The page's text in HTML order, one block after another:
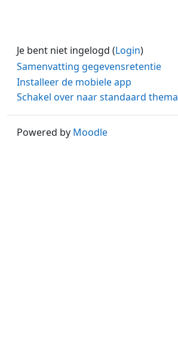
Je bent niet ingelogd (Login)
Samenvatting gegevensretentie
Installeer de mobiele app
Schakel over naar standaard thema
Powered by Moodle